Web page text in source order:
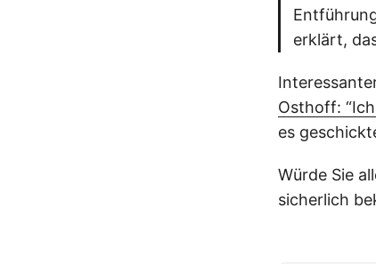
erklärt,
Osthoff:
es
Würde Sie
sicherlich